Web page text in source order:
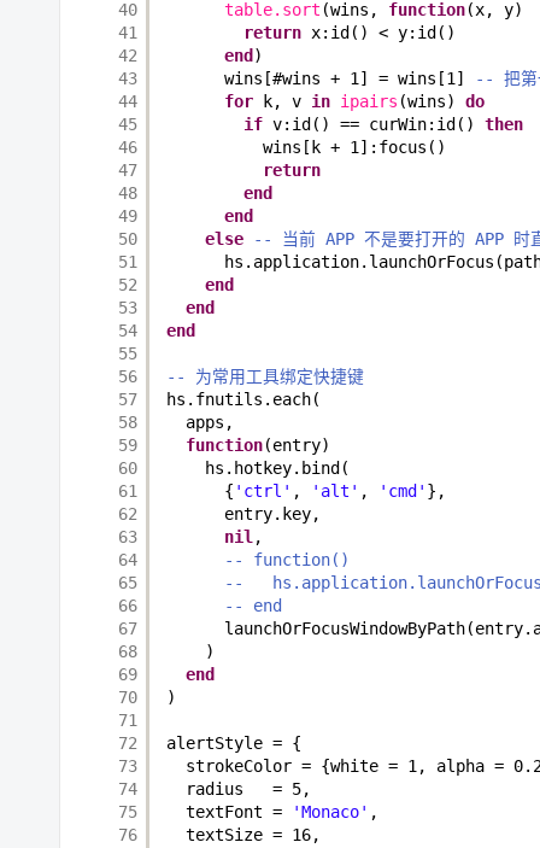
40
41
42
43
44
45
46
47
48
49
50
51
52
53
54
55
56
57
58
59
60
61
62
63
64
65
66
67
68
69
70
71
72
73
74
75
76
table.sort (wins, function(x, y)
return x:id() < y:id()
end)
wins[#wins + 1] = wins[1]
-- 把第
for k, v in ipairs (wins) do
if v:id() == curWin:id() then
wins[k + 1]:focus()
return
end
end
else
-- 当前 APP 不是要打开的 APP 时
end
end
end
-- 为常用工具绑定快捷键
hs.fnutils.each(
apps,
function(entry)
hs.hotkey.bind(
{ 'ctrl' , 'alt' , 'cmd' },
entry.key,
nil ,
-- function()
--
-- end
)
end
)
alertStyle = {
strokeColor = {white = 1, alpha =
radius   = 5,
textFont =
'Monaco' ,
textSize = 16,